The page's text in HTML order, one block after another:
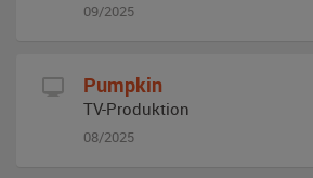
09/2025
Pumpkin
TV-Produktion
08/2025